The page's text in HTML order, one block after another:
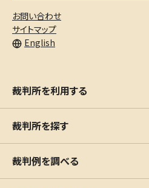
お問い合わせ
サイトマップ
English
内
検
索
裁判所を利用する
裁判所を探す
裁判例を調べる